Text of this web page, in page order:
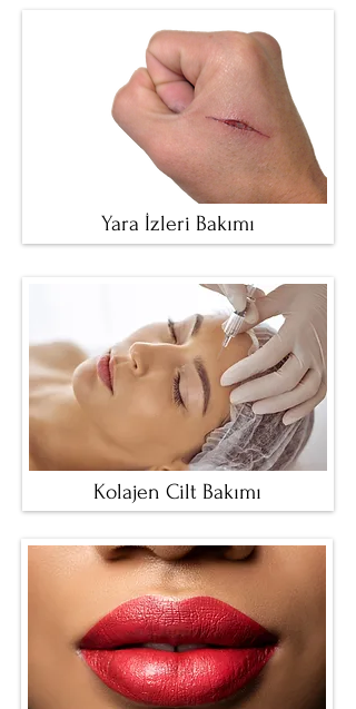
Yara İzleri Bakımı
Kolajen Cilt Bakımı